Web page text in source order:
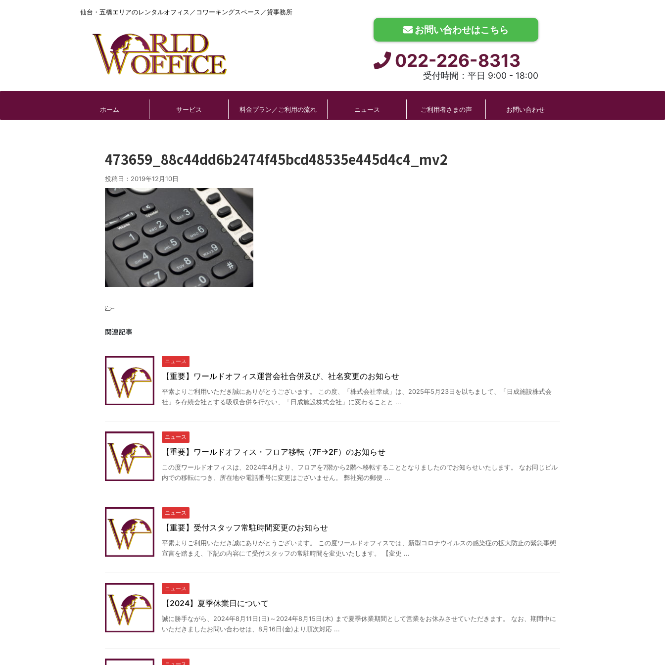
仙台・五橋エリアのレンタルオフィス／コワーキングスペース／貸事務所
お問い合わせはこちら
022-226-8313
受付時間：平日 9:00 - 18:00
ホーム サービス 料金プラン／ご利用の流れ ニュース ご利用者さまの声 お問い合わせ
473659_88c44dd6b2474f45bcd48535e445d4c4_mv2
投稿日： 2019年12月10日
-
関連記事
ニュース
【重要】ワールドオフィス運営会社合併及び、社名変更のお知らせ
平素よりご利用いただき誠にありがとうございます。 この度、「株式会社幸成」は、2025年5月23日を以ちまして、「日成施設株式会
社」を存続会社とする吸収合併を行ない、「日成施設株式会社」に変わることと ...
ニュース
【重要】ワールドオフィス・フロア移転（7F→2F）のお知らせ
この度ワールドオフィスは、2024年4月より、フロアを7階から2階へ移転することとなりましたのでお知らせいたします。 なお同じビル
内での移転につき、所在地や電話番号に変更はございません。 弊社宛の郵便 ...
ニュース
【重要】受付スタッフ常駐時間変更のお知らせ
平素よりご利用いただき誠にありがとうございます。 この度ワールドオフィスでは、新型コロナウイルスの感染症の拡大防止の緊急事態
宣言を踏まえ、下記の内容にて受付スタッフの常駐時間を変更いたします。 【変更 ...
ニュース
【2024】夏季休業日について
誠に勝手ながら、2024年8月11日(日)～2024年8月15日(木) まで夏季休業期間として営業をお休みさせていただきます。 なお、期間中に
いただきましたお問い合わせは、8月16日(金)より順次対応 ...